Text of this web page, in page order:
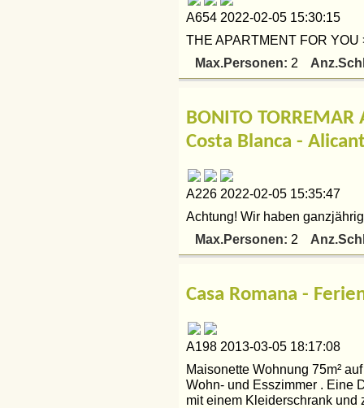
A654 2022-02-05 15:30:15
THE APARTMENT FOR YOU
Max.Personen: 2
BONITO
Costa Blanca -
A226 2022-02-05 15:35:47
Achtung! Wir haben
Max.Personen: 2
Casa Romana -
A198 2013-03-05 18:17:08
Maisonette Wohnung 75m²
Wohn- und Esszimmer . Eine
mit einem Kleiderschrank und